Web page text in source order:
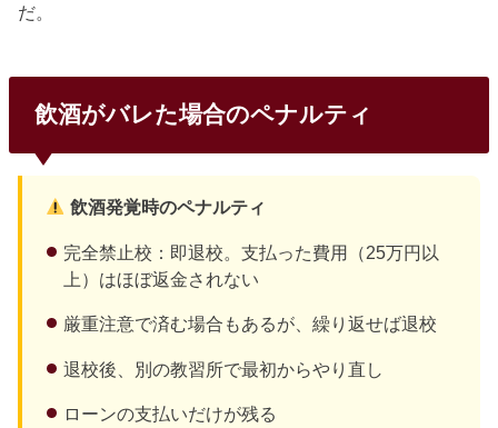
だ。
飲酒がバレた場合のペナルティ
飲酒発覚時のペナルティ
完全禁止校：即退校。支払った費用（25万円以
上）はほぼ返金されない
厳重注意で済む場合もあるが、繰り返せば退校
退校後、別の教習所で最初からやり直し
ローンの支払いだけが残る